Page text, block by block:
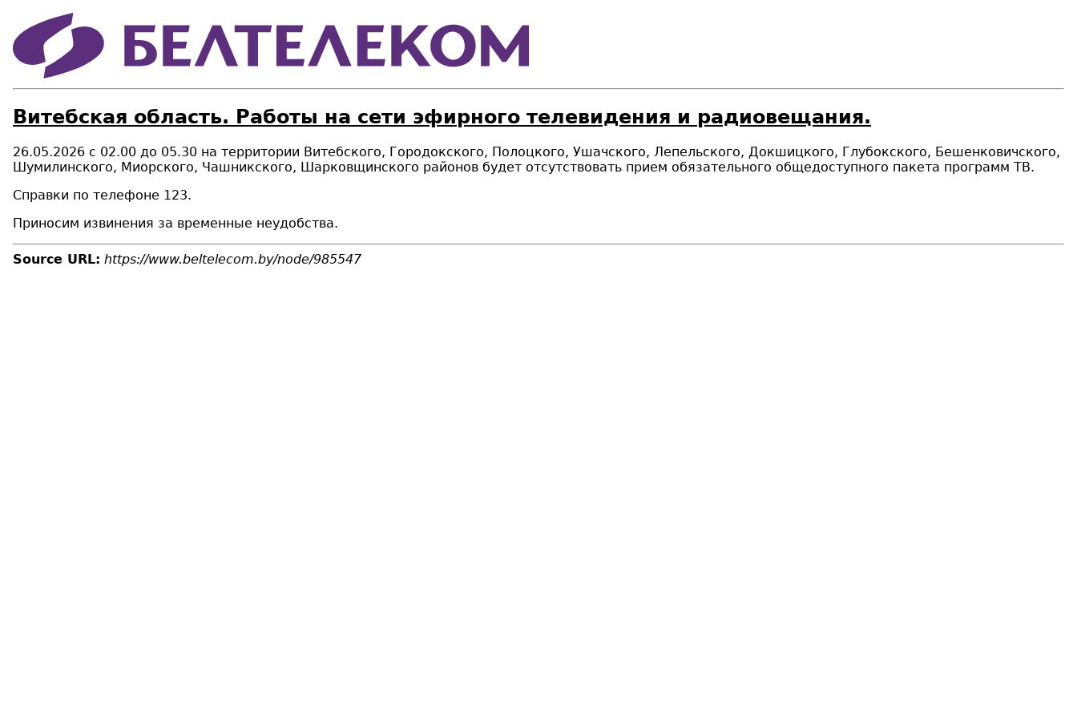
Витебская область. Работы на сети эфирного телевидения и радиовещания.
26.05.2026 с 02.00 до 05.30 на территории Витебского, Городокского, Полоцкого, Ушачского, Лепельского, Докшицкого, Глубокского, Бешенковичского,
Шумилинского, Миорского, Чашникского, Шарковщинского районов будет отсутствовать прием обязательного общедоступного пакета программ ТВ.
Справки по телефоне 123.
Приносим извинения за временные неудобства.
Source URL: https://www.beltelecom.by/node/985547